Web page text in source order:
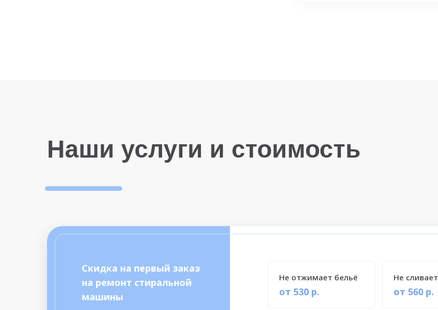
Наши услуги и стоимость
Скидка на первый заказ
на ремонт стиральной
машины
от 530 р.
Не отжимает бельё
от 560 р.
Не сливает